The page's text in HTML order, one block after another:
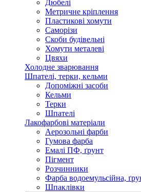
Дюбелі
Метричне кріплення
Пластикові хомути
Саморізи
Скоби будівельні
Хомути металеві
Цвяхи
Холодне зварювання
Шпателі, терки, кельми
Допоміжні засоби
Кельми
Терки
Шпателі
Лакофарбові матеріали
Аерозольні фарби
Гумова фарба
Емалі ПФ, ґрунт
Пігмент
Розчинники
Фарба водоемульсійна,
Шпаклівки